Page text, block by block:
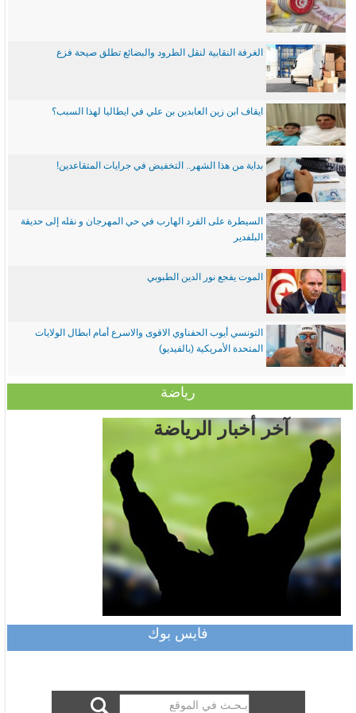
الغرفة النقابية لنقل الطرود والبضائع تطلق صيحة فزع
ايقاف ابن زين العابدين بن علي في ايطاليا لهذا السبب؟
بداية من هذا الشهر.. التخفيض في جرايات المتقاعدين!
السيطرة على القرد الهارب في حي المهرجان و نقله إلى حديقة
البلفدير
الموت يفجع نور الدين الطبوبي
التونسي أيوب الحفناوي الاقوى والاسرع أمام ابطال الولايات
المتحدة الأمريكية (بالفيديو)
رياضة
آخر أخبار الرياضة
فايس بوك